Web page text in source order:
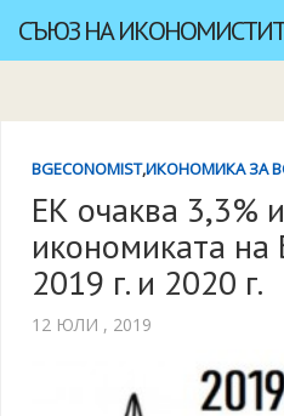
СЪЮЗ НА
BGECONOMIST,ИКОНОМИКА ЗА
ЕК очаква 3,3%
икономиката на
2019 г. и 2020 г.
12 ЮЛИ , 2019